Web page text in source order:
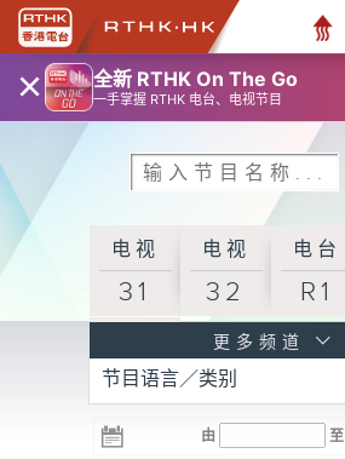
× 全新 RTHK On The Go
一手掌握 RTHK 电台、电视节目
电视
31
电视
32
电台
R1
R3
电台 电台 电台
更多频道
节目语言／类别
由 至